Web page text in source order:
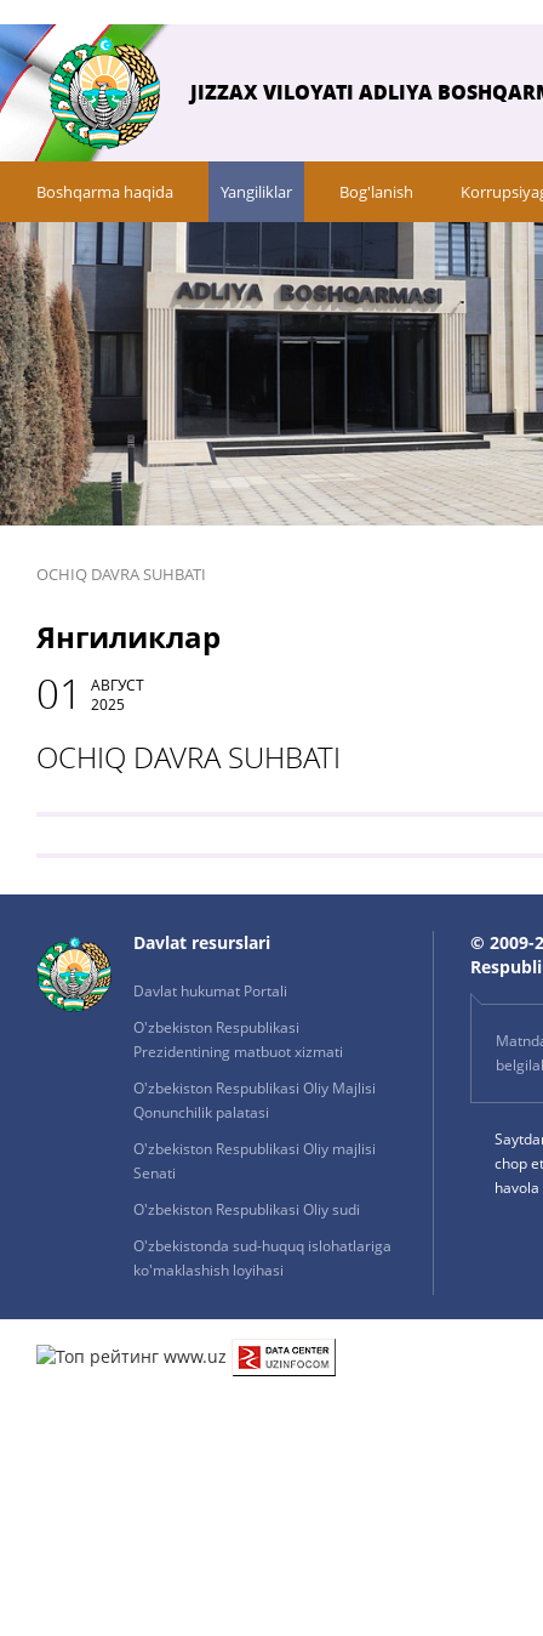
JIZZAX VILOYATI ADLIYA
Boshqarma haqida Yangiliklar Bog'lanish
OCHIQ DAVRA SUHBATI
Янгиликлар
01
АВГУСТ
2025
OCHIQ DAVRA SUHBATI
Davlat resurslari
Davlat hukumat Portali
O'zbekiston Respublikasi
Prezidentining matbuot xizmati
O'zbekiston Respublikasi Oliy Majlisi
Qonunchilik palatasi
O'zbekiston Respublikasi Oliy majlisi
Senati
O'zbekiston Respublikasi Oliy sudi
O'zbekistonda sud-huquq islohatlariga
ko'maklashish loyihasi
© 2009-
chop